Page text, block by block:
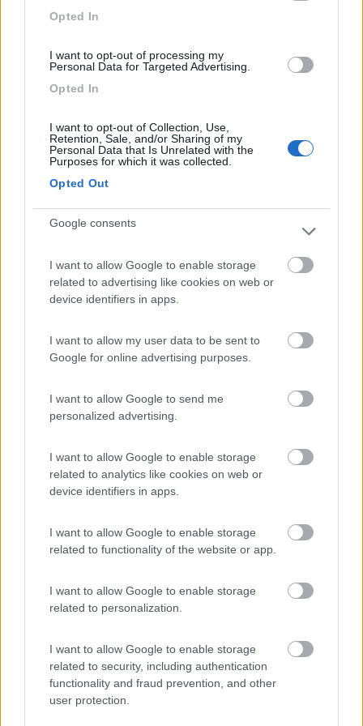
Opted In
I want to opt-out of processing my
Personal Data for Targeted Advertising.
Opted In
I want to opt-out of Collection, Use,
Retention, Sale, and/or Sharing of my
Personal Data that Is Unrelated with the
Purposes for which it was collected.
Opted Out
Google consents
I want to allow Google to enable storage
related to advertising like cookies on web or
device identifiers in apps.
I want to allow my user data to be sent to
Google for online advertising purposes.
I want to allow Google to send me
personalized advertising.
I want to allow Google to enable storage
related to analytics like cookies on web or
device identifiers in apps.
I want to allow Google to enable storage
related to functionality of the website or app.
I want to allow Google to enable storage
related to personalization.
I want to allow Google to enable storage
related to security, including authentication
functionality and fraud prevention, and other
user protection.
Davvero grazie a tutti non credevo che molto rumore arrivasse
dal pavimento ma pensavo solo dal lato motore
IvanG
Inserito il25/04/2021 alle:14:33:35
Ciao, anche io ho insonorizzato le portiere e i gradini.
Occhio ai pesi, questi fogli di butile+alluminio hanno pesi
importanti.
per il resto un po' funzionano.
Per funzionare ottimamente andrebbe rivestita tutta la lamiera:
ce ne sono alcuni tipi che sono idonei a temperature fino a
130gradi e autoestinguente in caso di incendio, per il vano
più elevato).
Roby964
330
Inserito il25/04/2021